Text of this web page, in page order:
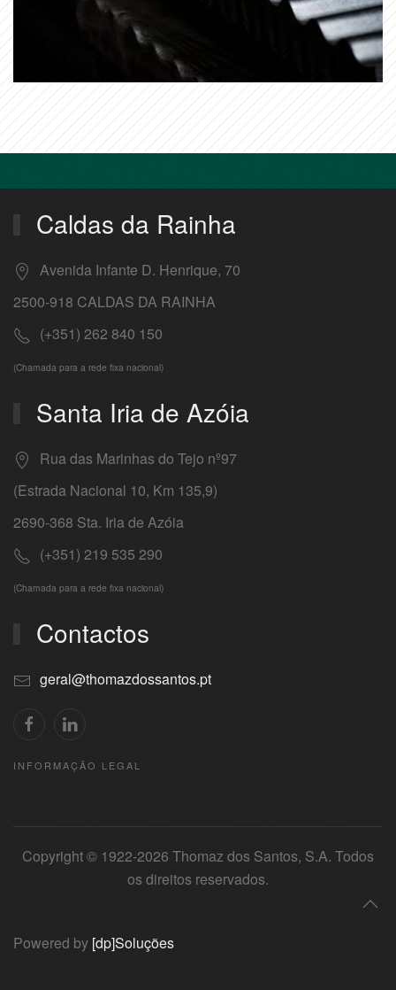
Caldas da Rainha
Avenida Infante D. Henrique, 70
2500-918 CALDAS DA RAINHA
(+351) 262 840 150
(Chamada para a rede fixa nacional)
Santa Iria de Azóia
Rua das Marinhas do Tejo nº97
(Estrada Nacional 10, Km 135,9)
2690-368 Sta. Iria de Azóia
(+351) 219 535 290
(Chamada para a rede fixa nacional)
Contactos
geral@thomazdossantos.pt
INFORMAÇÃO LEGAL
Copyright © 1922-2026 Thomaz dos Santos, S.A. Todos
os direitos reservados.
Powered by [dp]Soluções